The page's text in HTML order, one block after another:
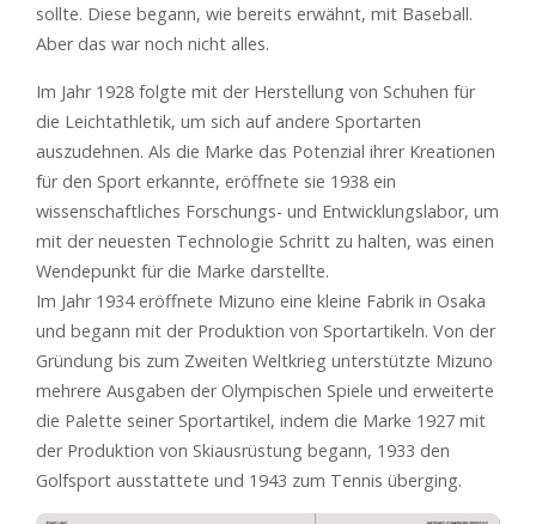
sollte. Diese begann, wie bereits erwähnt, mit Baseball.
Aber das war noch nicht alles.
Im Jahr 1928 folgte mit der Herstellung von Schuhen für
die Leichtathletik, um sich auf andere Sportarten
auszudehnen. Als die Marke das Potenzial ihrer Kreationen
für den Sport erkannte, eröffnete sie 1938 ein
wissenschaftliches Forschungs- und Entwicklungslabor, um
mit der neuesten Technologie Schritt zu halten, was einen
Wendepunkt für die Marke darstellte.
Im Jahr 1934 eröffnete Mizuno eine kleine Fabrik in Osaka
und begann mit der Produktion von Sportartikeln. Von der
Gründung bis zum Zweiten Weltkrieg unterstützte Mizuno
mehrere Ausgaben der Olympischen Spiele und erweiterte
die Palette seiner Sportartikel, indem die Marke 1927 mit
der Produktion von Skiausrüstung begann, 1933 den
Golfsport ausstattete und 1943 zum Tennis überging.